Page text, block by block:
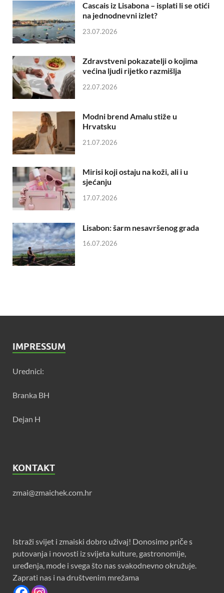
Cascais iz Lisabona – isplati li se otići
na jednodnevni izlet?
23.07.2026
Zdravstveni pokazatelji o kojima
većina ljudi rijetko razmišlja
22.07.2026
Modni brend Amalu stiže u
Hrvatsku
21.07.2026
Mirisi koji ostaju na koži, ali i u
sjećanju
17.07.2026
Lisabon: šarm nesavršenog grada
16.07.2026
IMPRESSUM
Urednici:
Branka BH
Dejan H
KONTAKT
zmai@zmaichek.com.hr
Istraži svijet i zmaiski dobro uživaj! Donosimo priče s
putovanja i novosti iz svijeta kulture, gastronomije,
uređenja, mode i svega što nas svakodnevno okružuje.
Zaprati nas i na društvenim mrežama